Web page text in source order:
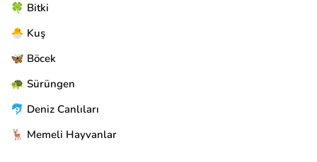
🍀 Bitki
🐣 Kuş
🦋 Böcek
🐢 Sürüngen
🐬 Deniz Canlıları
🦌 Memeli Hayvanlar